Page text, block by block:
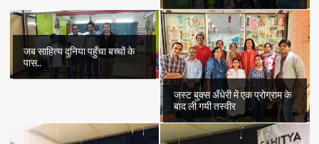
जब साहित्य दुनिया पहुँचा बच्चों के
पास..
जस्ट बुक्स अँधेरी में एक प्रोग्राम के
बाद ली गयी तस्वीर